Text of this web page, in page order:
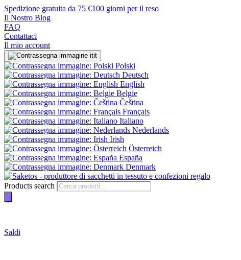
Spedizione gratuita da 75 €100 giorni per il reso
Il Nostro Blog
FAQ
Contattaci
Il mio account
it
Polski
Deutsch
English
Belgie
Čeština
Français
Italiano
Nederlands
Irish
Österreich
España
Denmark
Products search
Saldi